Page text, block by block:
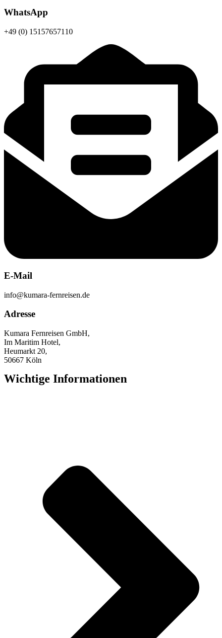
WhatsApp
+49 (0) 15157657110
E-Mail
info@kumara-fernreisen.de
Adresse
Kumara Fernreisen GmbH,
Im Maritim Hotel,
Heumarkt 20,
50667 Köln
Wichtige Informationen